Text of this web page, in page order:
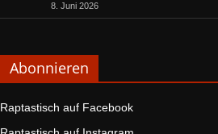
8. Juni 2026
Abonnieren
Raptastisch auf Facebook